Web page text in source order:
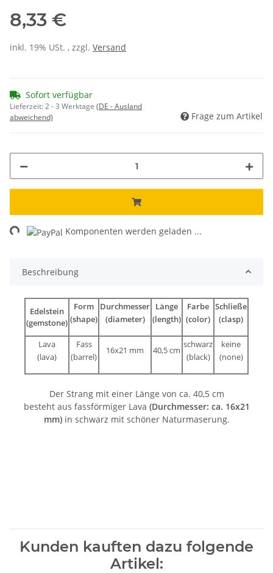
8,33 €
inkl. 19% USt. , zzgl. Versand
Sofort verfügbar
Lieferzeit:2 - 3 Werktage (DE - Ausland
abweichend)
Frage zum Artikel
Komponenten werden geladen ...
Beschreibung
Edelstein
(gemstone)
Form
(shape)
Durchmesser
(diameter)
Länge
(length)
Farbe
(color)
Schließe
(clasp)
Lava
(lava)
Fass
(barrel)
16x21 mm 40,5 cm
schwarz
(black)
keine
(none)
Der Strang mit einer Länge von ca. 40,5 cm
besteht aus fassförmiger Lava (Durchmesser: ca. 16x21
mm)in schwarz mit schöner Naturmaserung.
Kunden kauften dazu folgende
Artikel: